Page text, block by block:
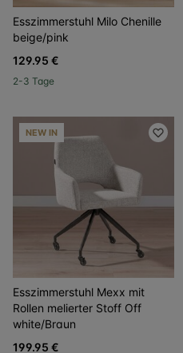
Esszimmerstuhl Milo Chenille
beige/pink
129.95 €
2-3 Tage
NEW IN
Esszimmerstuhl Mexx mit
Rollen melierter Stoff Off
white/Braun
199.95 €